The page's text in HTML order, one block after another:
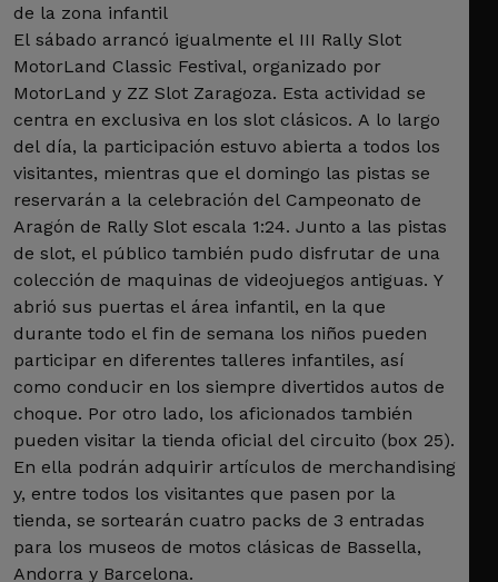
de la zona infantil
El sábado arrancó igualmente el III Rally Slot
MotorLand Classic Festival, organizado por
MotorLand y ZZ Slot Zaragoza. Esta actividad se
centra en exclusiva en los slot clásicos. A lo largo
del día, la participación estuvo abierta a todos los
visitantes, mientras que el domingo las pistas se
reservarán a la celebración del Campeonato de
Aragón de Rally Slot escala 1:24. Junto a las pistas
de slot, el público también pudo disfrutar de una
colección de maquinas de videojuegos antiguas. Y
abrió sus puertas el área infantil, en la que
durante todo el fin de semana los niños pueden
participar en diferentes talleres infantiles, así
como conducir en los siempre divertidos autos de
choque. Por otro lado, los aficionados también
pueden visitar la tienda oficial del circuito (box 25).
En ella podrán adquirir artículos de merchandising
y, entre todos los visitantes que pasen por la
tienda, se sortearán cuatro packs de 3 entradas
para los museos de motos clásicas de Bassella,
Andorra y Barcelona.